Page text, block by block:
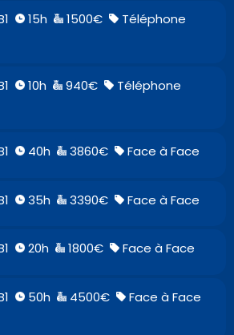
15h 1500€
Téléphone
10h 940€
Téléphone
40h 3860€ Face à Face
35h 3390€ Face à Face
20h 1800€ Face à Face
50h 4500€
Face à Face